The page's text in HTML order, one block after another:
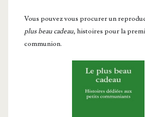
Vous pou­vez vous pro­cu­rer un
plus beau cadeau, histoires pour la
communion.